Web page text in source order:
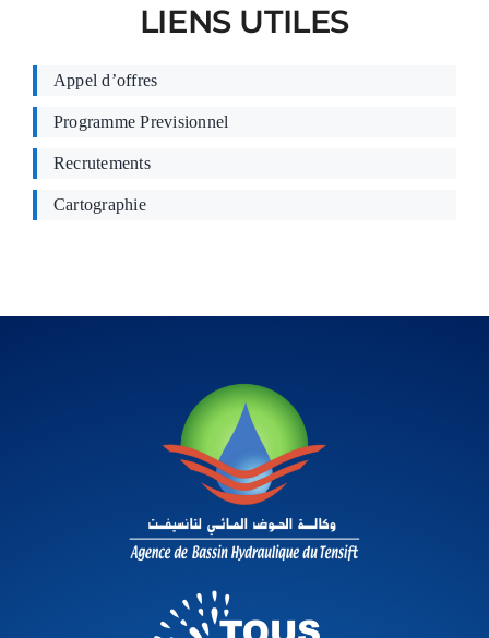
LIENS UTILES
Appel d’offres
Programme Previsionnel
Recrutements
Cartographie